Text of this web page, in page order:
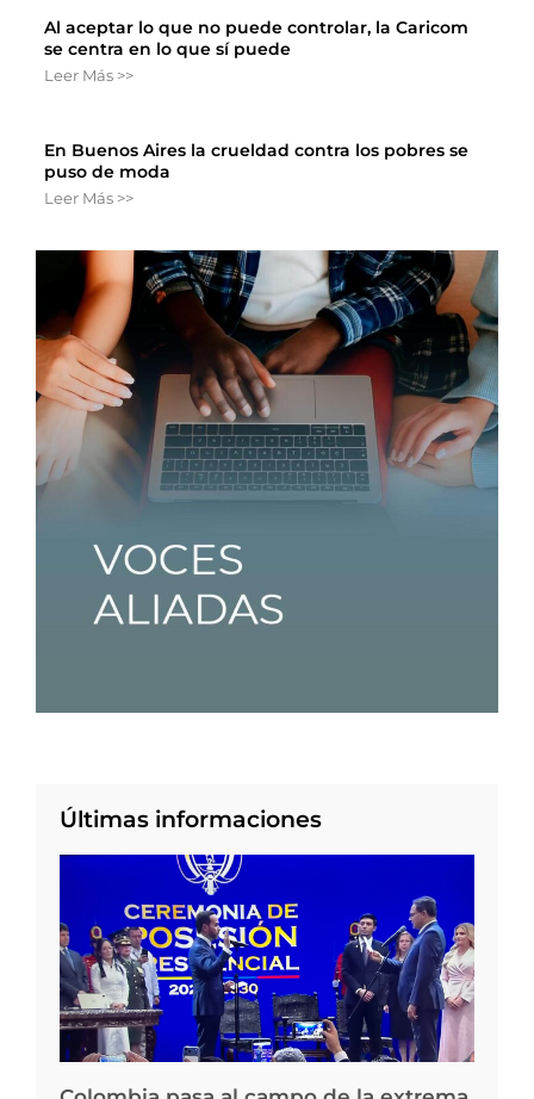
Al aceptar lo que no puede controlar, la Caricom
se centra en lo que sí puede
Leer Más >>
En Buenos Aires la crueldad contra los pobres se
puso de moda
Leer Más >>
Últimas informaciones